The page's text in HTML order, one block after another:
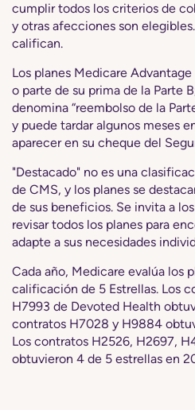
cumplir todos los criterios de
y otras afecciones son
califican.
Los planes Medicare
o parte de su prima de la Parte
denomina “reembolso de la
y puede tardar algunos meses
aparecer en su cheque del
"Destacado" no es una
de CMS, y los planes se
de sus beneficios. Se invita a
revisar todos los planes para
adapte a sus necesidades
Cada año, Medicare evalúa los
calificación de 5 Estrellas. Los
H7993 de Devoted Health
contratos H7028 y H9884
Los contratos H2526, H2697,
obtuvieron 4 de 5 estrellas en